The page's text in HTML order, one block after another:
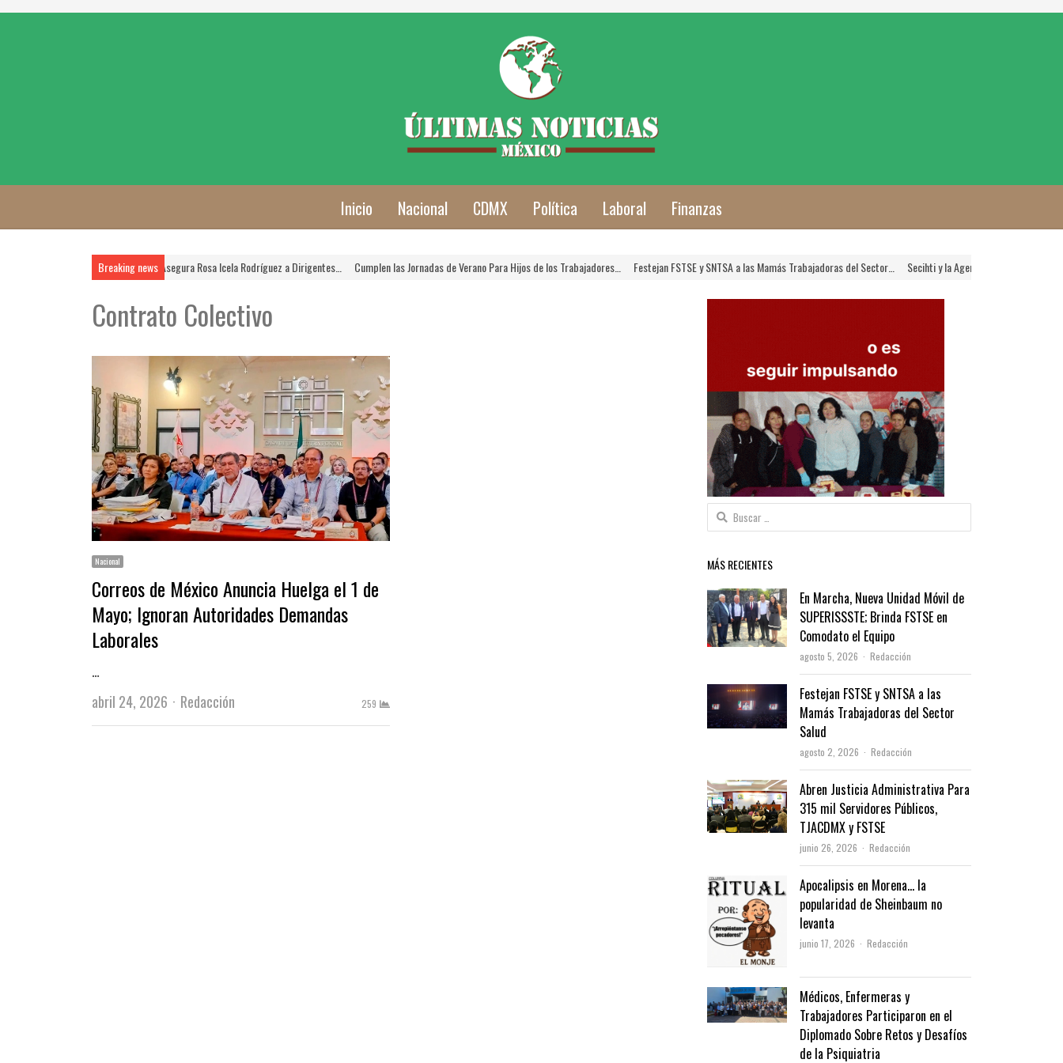
Inicio Nacional CDMX Política Laboral Finanzas
Breaking news
La FSTSE es Prioridad, Asegura Rosa Icela Rodríguez a Dirigentes… Cumplen las Jornadas de Verano Para Hijos de los Trabajadores… Festejan FSTSE y SNTSA a las Mamás Trabajadoras del Sector… Secihti y la Agencia Nacional de Aduanas
Contrato Colectivo
Nacional
Correos de México Anuncia Huelga el 1 de
Mayo; Ignoran Autoridades Demandas
Laborales
…
abril 24, 2026
Author
Redacción 259
Buscar:
MÁS RECIENTES
En Marcha, Nueva Unidad Móvil de
SUPERISSSTE; Brinda FSTSE en
Comodato el Equipo
agosto 5, 2026 Author
Redacción
Festejan FSTSE y SNTSA a las
Mamás Trabajadoras del Sector
Salud
agosto 2, 2026 Author
Redacción
Abren Justicia Administrativa Para
315 mil Servidores Públicos,
TJACDMX y FSTSE
junio 26, 2026 Author
Redacción
Apocalipsis en Morena… la
popularidad de Sheinbaum no
levanta
junio 17, 2026 Author
Redacción
Médicos, Enfermeras y
Trabajadores Participaron en el
Diplomado Sobre Retos y Desafíos
de la Psiquiatria